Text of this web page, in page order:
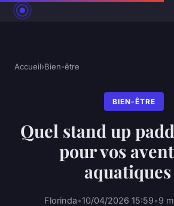
Accueil›Bien-être
BIEN-ÊTRE
Quel stand up
pour vos
aquatiques
Florinda•10/04/2026 15:59•9